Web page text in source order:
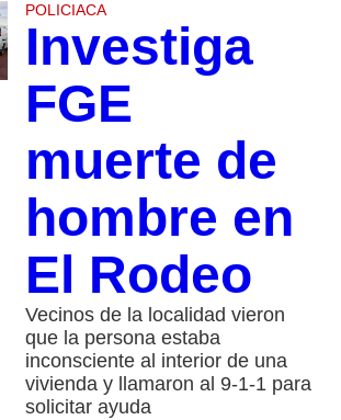
POLICIACA
Investiga
FGE
muerte de
hombre en
El Rodeo
Vecinos de la localidad vieron
que la persona estaba
inconsciente al interior de una
vivienda y llamaron al 9-1-1 para
solicitar ayuda